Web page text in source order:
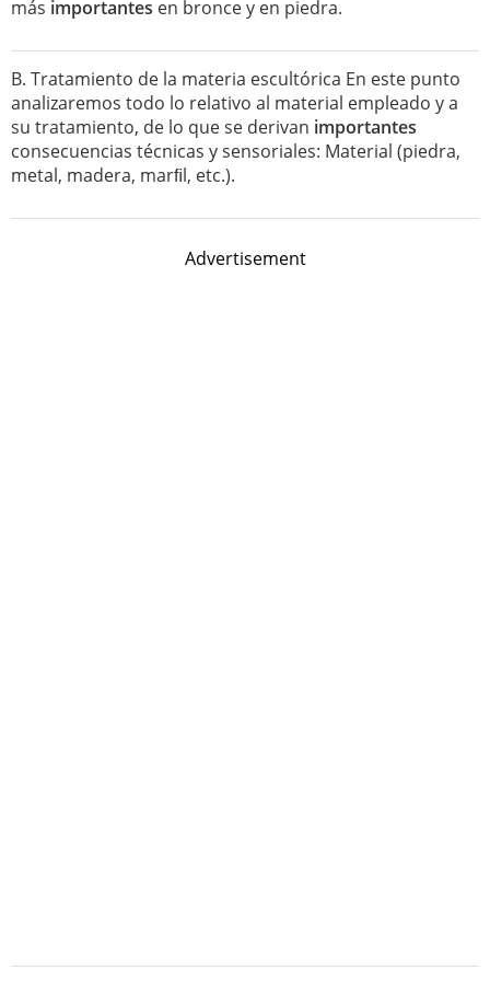
más importantes en bronce y en piedra.
B. Tratamiento de la materia escultórica En este punto
analizaremos todo lo relativo al material empleado y a
su tratamiento, de lo que se derivan importantes
consecuencias técnicas y sensoriales: Material (piedra,
metal, madera, marﬁl, etc.).
Advertisement